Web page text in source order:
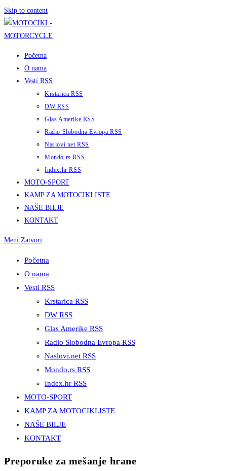
Skip to content
Početna
O nama
Vesti RSS
Krstarica RSS
DW RSS
Glas Amerike RSS
Radio Slobodna Evropa RSS
Naslovi.net RSS
Mondo.rs RSS
Index.hr RSS
MOTO-SPORT
KAMP ZA MOTOCIKLISTE
NAŠE BILJE
KONTAKT
Meni Zatvori
Početna
O nama
Vesti RSS
Krstarica RSS
DW RSS
Glas Amerike RSS
Radio Slobodna Evropa RSS
Naslovi.net RSS
Mondo.rs RSS
Index.hr RSS
MOTO-SPORT
KAMP ZA MOTOCIKLISTE
NAŠE BILJE
KONTAKT
Preporuke za mešanje hrane